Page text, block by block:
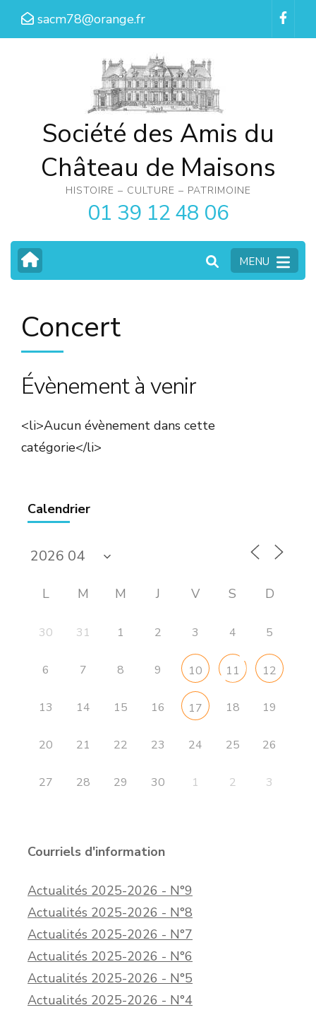
Aller
sacm78@orange.fr
Société des Amis du
Château de Maisons
HISTOIRE – CULTURE – PATRIMOINE
01 39 12 48 06
MENU
Concert
Évènement à venir
<li>Aucun évènement dans cette
catégorie</li>
Calendrier
L M M J V S D
30 31 1 2 3 4 5
6 7 8 9 10 11 12
13 14 15 16 17 18 19
20 21 22 23 24 25 26
27 28 29 30 1 2 3
Courriels d'information
Actualités 2025-2026 - N°9
Actualités 2025-2026 - N°8
Actualités 2025-2026 - N°7
Actualités 2025-2026 - N°6
Actualités 2025-2026 - N°5
Actualités 2025-2026 - N°4